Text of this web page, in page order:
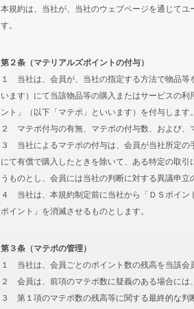
本規約は、当社が、当社のウェブページを通じて
す。
第２条（マテリアルズポイントの付与）
１ 当社は、会員が、当社の指定する方法で物品等
います）にて当該物品等の購入またはサービスの
ント」（以下「マテポ」といいます）を付与します。
２ マテポ付与の有無、マテポの付与数、および、
３ 当社によるマテポの付与は、会員が当社所定の
にて有償で購入したときを除いて、ある特定の取
うものとし、会員には当社の判断に対する異議申立
４ 当社は、本規約制定前に当社から「ＤＳポイン
ポイント」を消滅させるものとします。
第３条（マテポの管理）
１ 当社は、会員ごとのポイント数の残高を当該会
２ 会員は、前項のマテポ数に疑義のある場合には
３ 第１項のマテポ数の残高等に関する最終的な判